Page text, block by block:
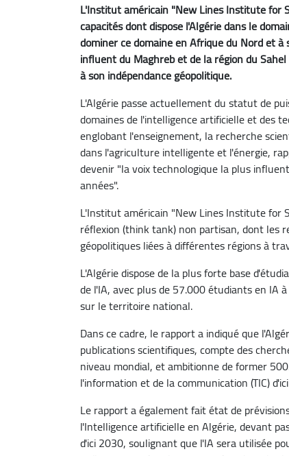
L'Institut américain "New Lines Institute for
capacités dont dispose l'Algérie dans le
dominer ce domaine en Afrique du Nord et
influent du Maghreb et de la région du
à son indépendance géopolitique.
L'Algérie passe actuellement du statut de
domaines de l'intelligence artificielle et des
englobant l'enseignement, la recherche
dans l'agriculture intelligente et l'énergie,
devenir "la voix technologique la plus
années".
L'Institut américain "New Lines Institute for
réflexion (think tank) non partisan, dont les
géopolitiques liées à différentes régions à
L'Algérie dispose de la plus forte base
de l'IA, avec plus de 57.000 étudiants en IA
sur le territoire national.
Dans ce cadre, le rapport a indiqué que
publications scientifiques, compte des
niveau mondial, et ambitionne de former
l'information et de la communication (TIC)
Le rapport a également fait état de
l'Intelligence artificielle en Algérie, devant
d'ici 2030, soulignant que l'IA sera utilisée